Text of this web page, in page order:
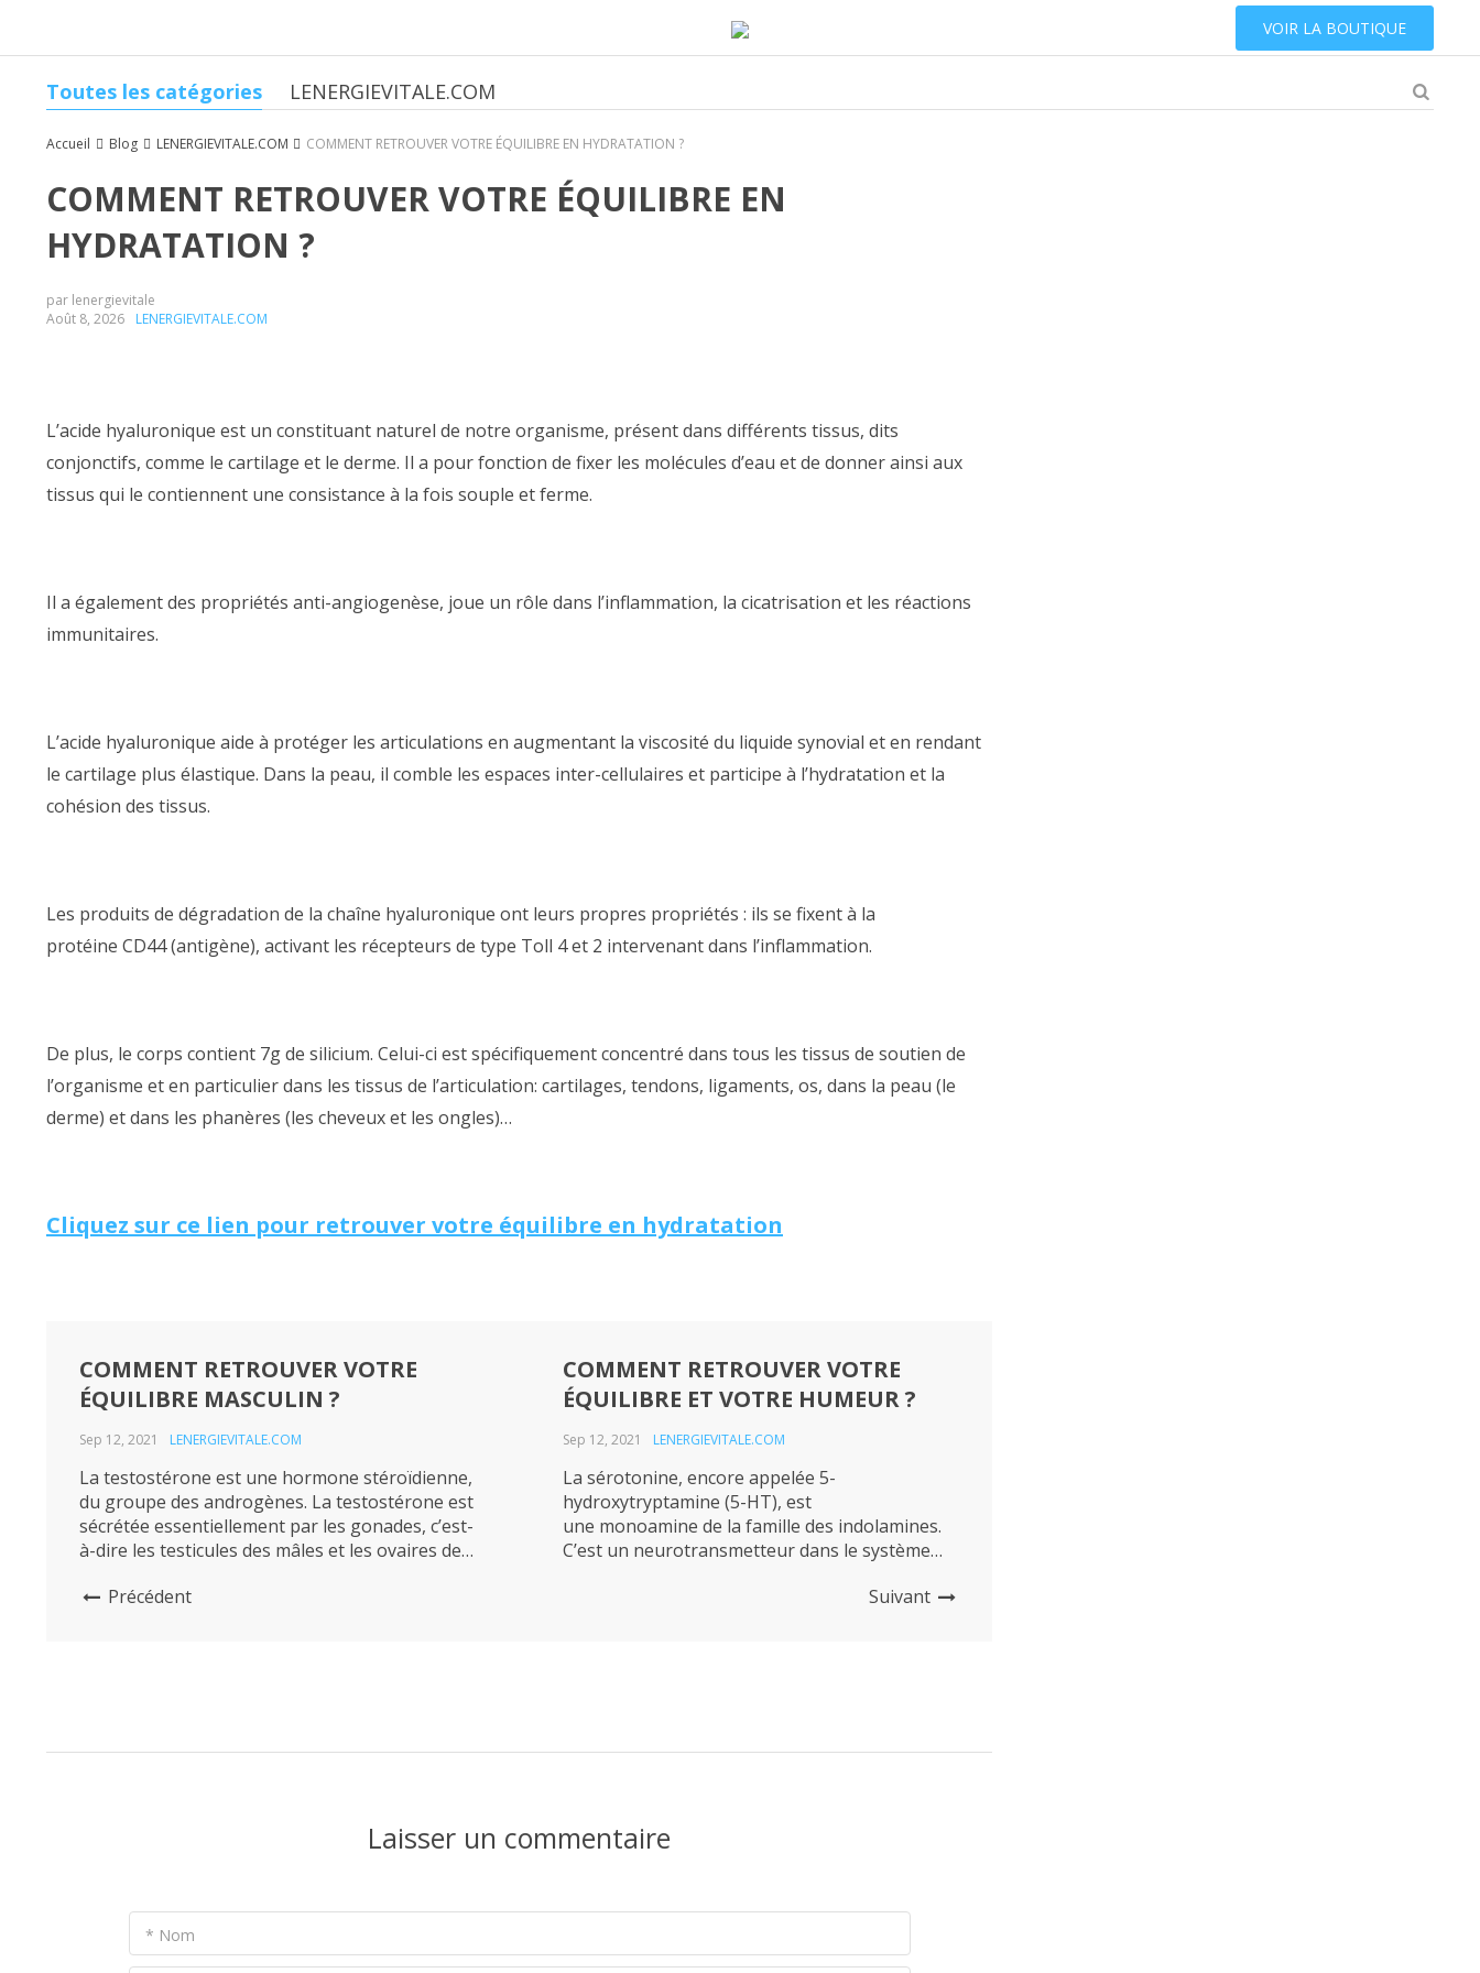
VOIR LA BOUTIQUE
Toutes les catégories LENERGIEVITALE.COM
Accueil Blog LENERGIEVITALE.COM COMMENT RETROUVER VOTRE ÉQUILIBRE EN HYDRATATION ?
COMMENT RETROUVER VOTRE ÉQUILIBRE EN
HYDRATATION ?
par lenergievitale
Août 8, 2026
LENERGIEVITALE.COM
L’acide hyaluronique est un constituant naturel de notre organisme, présent dans différents tissus, dits
conjonctifs, comme le cartilage et le derme. Il a pour fonction de fixer les molécules d’eau et de donner ainsi aux
tissus qui le contiennent une consistance à la fois souple et ferme.
Il a également des propriétés anti-angiogenèse, joue un rôle dans l’inflammation, la cicatrisation et les réactions
immunitaires.
L’acide hyaluronique aide à protéger les articulations en augmentant la viscosité du liquide synovial et en rendant
le cartilage plus élastique. Dans la peau, il comble les espaces inter-cellulaires et participe à l’hydratation et la
cohésion des tissus.
Les produits de dégradation de la chaîne hyaluronique ont leurs propres propriétés : ils se fixent à la
protéine CD44 (antigène), activant les récepteurs de type Toll 4 et 2 intervenant dans l’inflammation.
De plus, le corps contient 7g de silicium. Celui-ci est spécifiquement concentré dans tous les tissus de soutien de
l’organisme et en particulier dans les tissus de l’articulation: cartilages, tendons, ligaments, os, dans la peau (le
derme) et dans les phanères (les cheveux et les ongles)…
Cliquez sur ce lien pour retrouver votre équilibre en hydratation
COMMENT RETROUVER VOTRE
ÉQUILIBRE MASCULIN ?
Sep 12, 2021 LENERGIEVITALE.COM
La testostérone est une hormone stéroïdienne,
du groupe des androgènes. La testostérone est
sécrétée essentiellement par les gonades, c’est-
à-dire les testicules des mâles et les ovaires des
quantités, les glandes surrénales et quelques
Précédent
COMMENT RETROUVER VOTRE
ÉQUILIBRE ET VOTRE HUMEUR ?
Sep 12, 2021 LENERGIEVITALE.COM
La sérotonine, encore appelée 5-
hydroxytryptamine (5-HT), est
une monoamine de la famille des indolamines.
C’est un neurotransmetteur dans le système
du tube digestif, ainsi qu’un autacoïdeSuivant
Laisser un commentaire
* Nom